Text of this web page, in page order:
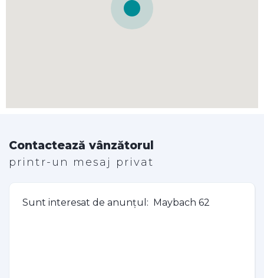
Contactează vânzătorul
printr-un mesaj privat